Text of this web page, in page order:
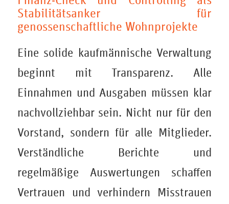
Stabilitätsanker für
genossenschaftliche Wohnprojekte
Eine solide kaufmännische Verwaltung
beginnt mit Transparenz. Alle
Einnahmen und Ausgaben müssen klar
nachvollziehbar sein. Nicht nur für den
Vorstand, sondern für alle Mitglieder.
Verständliche Berichte und
regelmäßige Auswertungen schaffen
Vertrauen und verhindern Misstrauen